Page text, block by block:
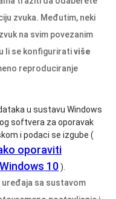
zvuka. Međutim, neki
na svim povezanim
li se konfigurirativiše
reproduciranje
u sustavu Windows
softvera za oporavak
i podaci se izgube (
oporaviti
10).
sa sustavom